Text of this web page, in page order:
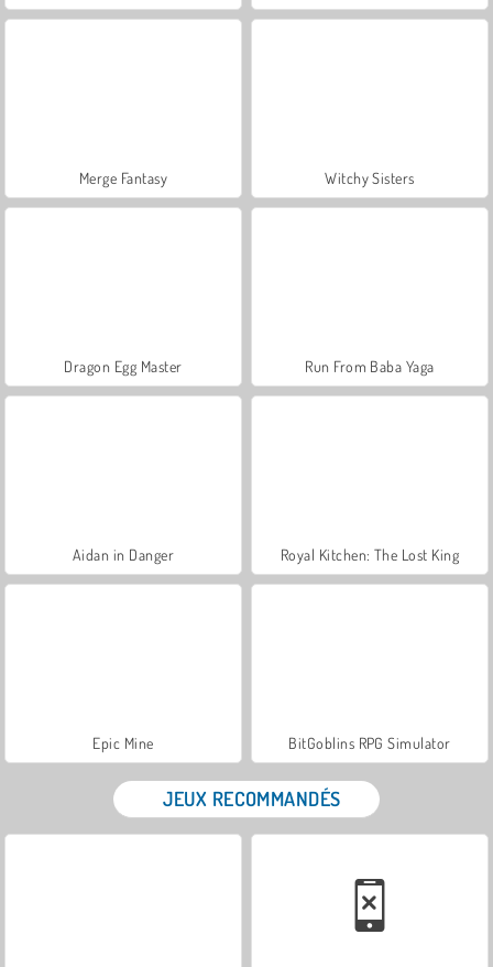
Merge Fantasy Witchy Sisters
Dragon Egg Master Run From Baba Yaga
Aidan in Danger Royal Kitchen: The Lost King
Epic Mine BitGoblins RPG Simulator
JEUX RECOMMANDÉS